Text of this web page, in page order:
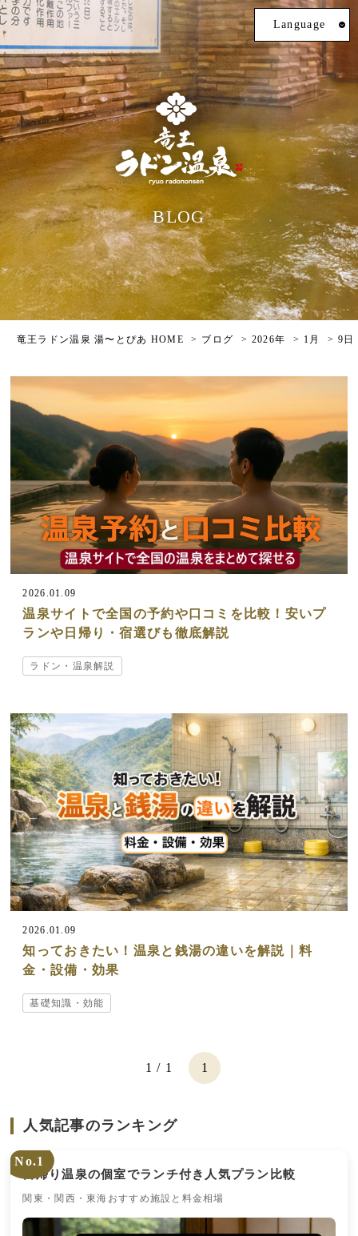
BLOG
Language
竜王ラドン温泉 湯〜とぴあ HOME ブログ 2026年 1月 9日
2026.01.09
温泉サイトで全国の予約や口コミを比較！安いプ
ランや日帰り・宿選びも徹底解説
ラドン・温泉解説
2026.01.09
知っておきたい！温泉と銭湯の違いを解説｜料
金・設備・効果
基礎知識・効能
1 / 1 1
人気記事のランキング
No.1
日帰り温泉の個室でランチ付き人気プラン比較
関東・関西・東海おすすめ施設と料金相場